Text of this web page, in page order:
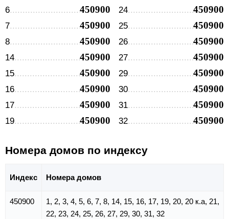
6 450900
7 450900
8 450900
14 450900
15 450900
16 450900
17 450900
19 450900
24 450900
25 450900
26 450900
27 450900
29 450900
30 450900
31 450900
32 450900
Номера домов по индексу
Индекс Номера домов
450900
1, 2, 3, 4, 5, 6, 7, 8, 14, 15, 16, 17, 19, 20, 20 к.а, 21,
22, 23, 24, 25, 26, 27, 29, 30, 31, 32